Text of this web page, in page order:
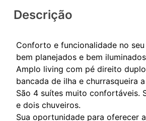
Descrição
Conforto e funcionalidade no
bem planejados e bem
Amplo living com pé direito
bancada de ilha e churrasqueira
São 4 suítes muito confortáveis.
e dois chuveiros.